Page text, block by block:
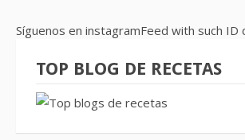
Síguenos en instagramFeed with such
TOP BLOG DE RECETAS